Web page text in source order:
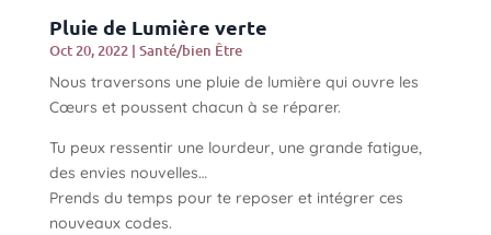
Pluie de Lumière verte
Oct 20, 2022| Santé/bien Être
Nous traversons une pluie de lumière qui ouvre les
Cœurs et poussent chacun à se réparer.
Tu peux ressentir une lourdeur, une grande fatigue,
des envies nouvelles…
Prends du temps pour te reposer et intégrer ces
nouveaux codes.